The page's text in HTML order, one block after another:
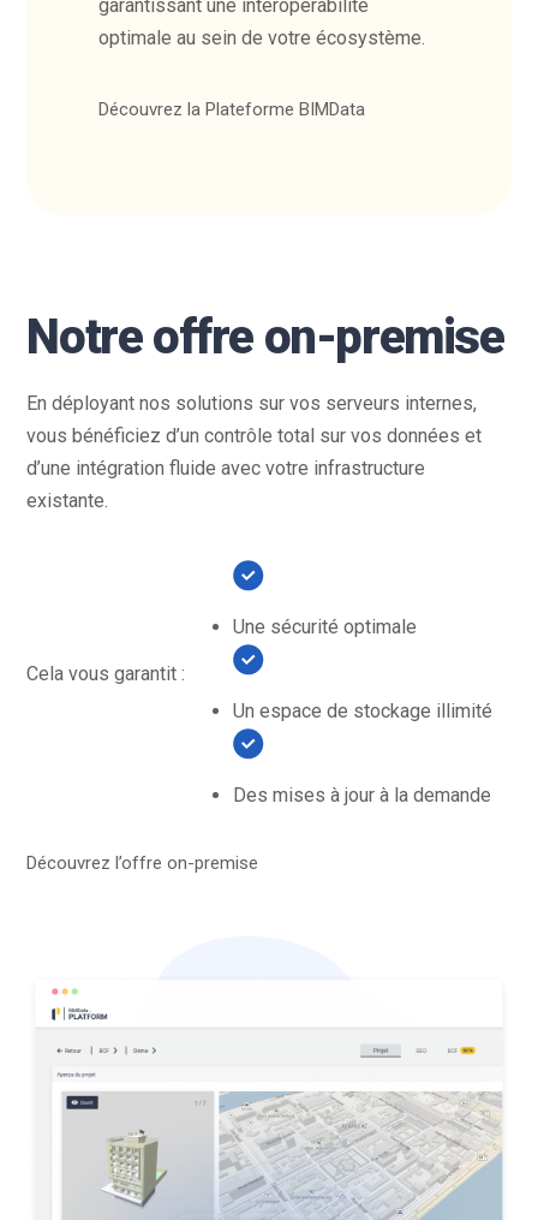
garantissant une interopérabilité
optimale au sein de votre écosystème.
Découvrez la Plateforme BIMData
Notre offre on-premise
En déployant nos solutions sur vos serveurs internes,
vous bénéficiez d’un contrôle total sur vos données et
d’une intégration fluide avec votre infrastructure
existante.
Cela vous garantit :
Une sécurité optimale
Un espace de stockage illimité
Des mises à jour à la demande
Découvrez l’offre on-premise